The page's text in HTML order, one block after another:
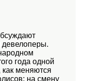
девелоперы.
года одной
как меняются
на смену